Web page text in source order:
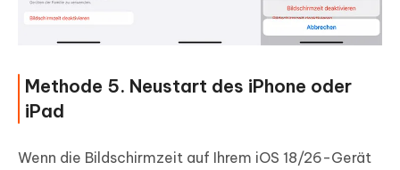
Methode 5. Neustart des iPhone oder
iPad
Wenn die Bildschirmzeit auf Ihrem iOS 18/26-Gerät